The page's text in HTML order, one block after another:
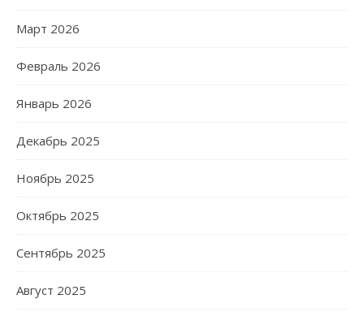
Март 2026
Февраль 2026
Январь 2026
Декабрь 2025
Ноябрь 2025
Октябрь 2025
Сентябрь 2025
Август 2025